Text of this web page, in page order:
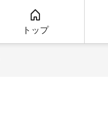
トップ